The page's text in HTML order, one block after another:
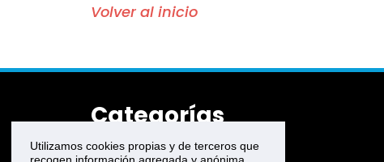
Utilizamos cookies propias y de terceros que
Volver al inicio
Categorías
Accede a tu cuenta (Login)